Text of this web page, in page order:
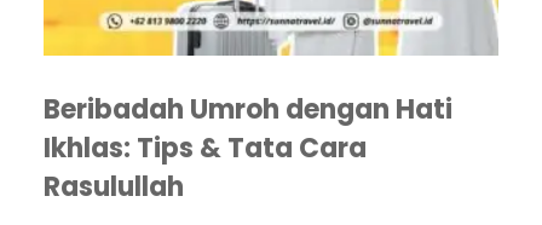
Beribadah Umroh dengan Hati
Ikhlas: Tips & Tata Cara
Rasulullah